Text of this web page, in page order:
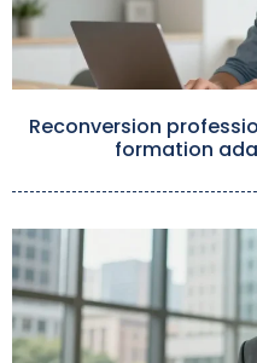
Reconversion
formation